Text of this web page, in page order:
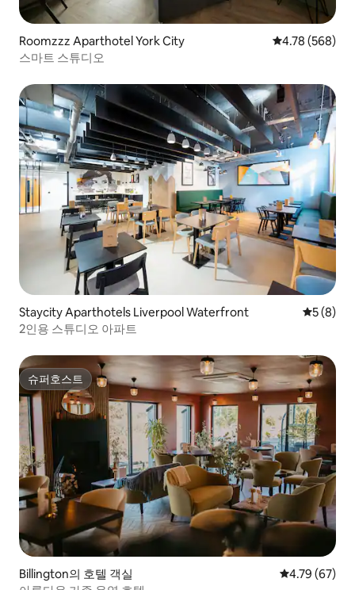
Roomzzz Aparthotel York City 평점 4.78점(5
4.78 (568)
스마트 스튜디오
Staycity Aparthotels Liverpool Waterfront 평점 5점
5 (8)
2인용 스튜디오 아파트
슈퍼호스트
슈퍼호스트
Billington의 호텔 객실 평점 4.79점(5
4.79 (67)